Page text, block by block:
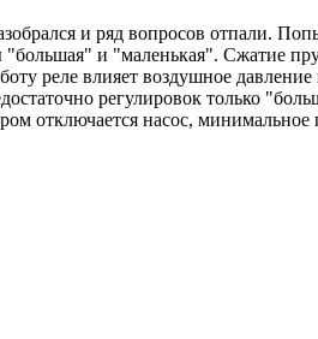
и ряд вопросов отпали.
и "маленькая". Сжатие
реле влияет воздушное давление
регулировок только
отключается насос,